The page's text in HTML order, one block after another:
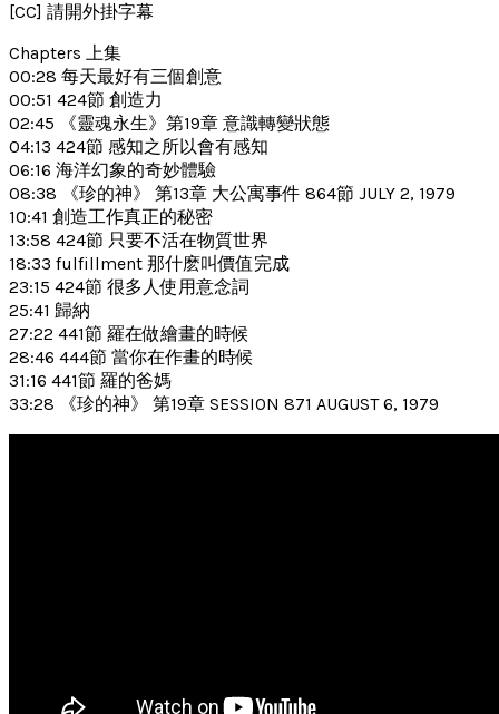
[CC] 請開外掛字幕
Chapters 上集
00:28 每天最好有三個創意
00:51 424節 創造力
02:45 《靈魂永生》第19章 意識轉變狀態
04:13 424節 感知之所以會有感知
06:16 海洋幻象的奇妙體驗
08:38 《珍的神》 第13章 大公寓事件 864節 JULY 2, 1979
10:41 創造工作真正的秘密
13:58 424節 只要不活在物質世界
18:33 fulfillment 那什麽叫價值完成
23:15 424節 很多人使用意念詞
25:41 歸納
27:22 441節 羅在做繪畫的時候
28:46 444節 當你在作畫的時候
31:16 441節 羅的爸媽
33:28 《珍的神》 第19章 SESSION 871 AUGUST 6, 1979